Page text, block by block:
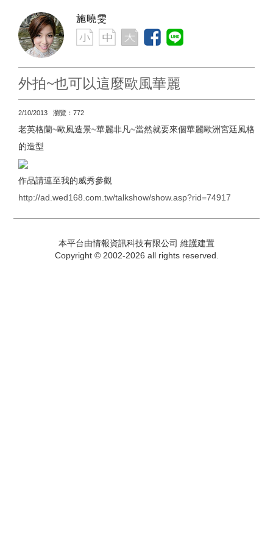
施曉雯
外拍~也可以這麼歐風華麗
2/10/2013 瀏覽：772
老英格蘭~歐風造景~華麗非凡~當然就要來個華麗歐洲宮廷風格
的造型
作品請連至我的威秀參觀
http://ad.wed168.com.tw/talkshow/show.asp?rid=74917
本平台由情報資訊科技有限公司 維護建置
Copyright © 2002-2026 all rights reserved.